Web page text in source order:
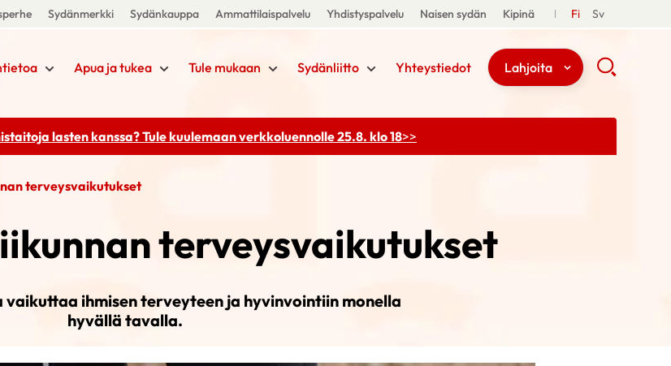
Sydänmerkki Sydänkauppa Ammattilaispalvelu Yhdistyspalvelu Naisen sydän Kipinä Fi Sv
Apua ja tukea Tule mukaan Sydänliitto Yhteystiedot Lahjoita
lasten kanssa? Tule kuulemaanverkkoluennolle 25.8. klo 18>>
terveysvaikutukset
terveysvaikutukset
vaikuttaa ihmisen terveyteen ja hyvinvointiin monella
hyvällä tavalla.